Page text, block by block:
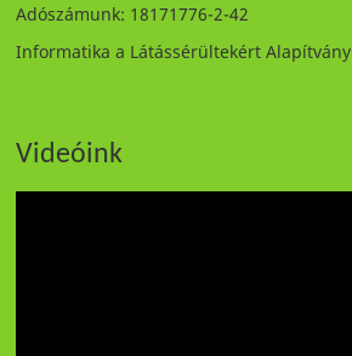
Adószámunk: 18171776-2-42
Informatika a Látássérültekért Alapítvány
Videóink